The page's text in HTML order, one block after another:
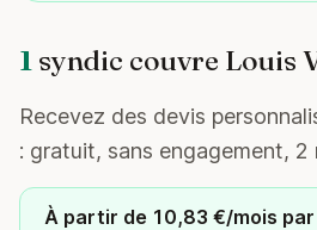
1 syndic couvre Louis
Recevez des devis
: gratuit, sans engagement, 2
À partir de 10,83 €/mois